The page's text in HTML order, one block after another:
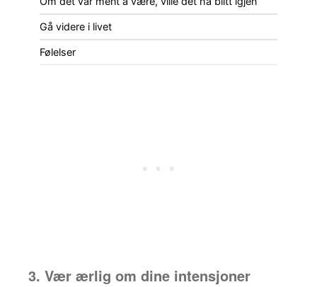
Gå videre i livet
Følelser
3. Vær ærlig om dine intensjoner